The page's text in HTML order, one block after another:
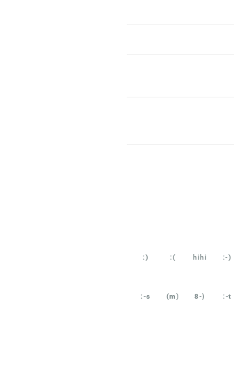
:) :( hihi :-)
:-s (m) 8-) :-t